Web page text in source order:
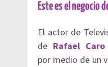
Este es el negocio
El actor de
de Rafael
por medio de un